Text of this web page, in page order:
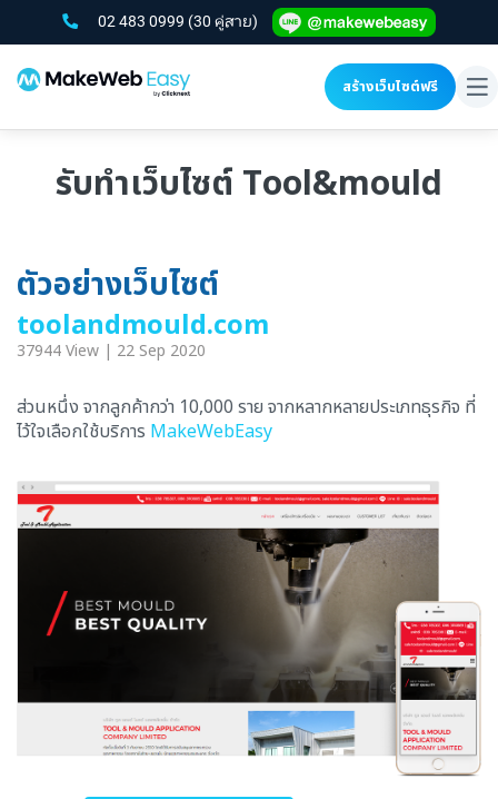
02 483 0999 (30 คู่สาย)
สร้างเว็บไซต์ฟรี
รับทำเว็บไซต์ Tool&mould
ตัวอย่างเว็บไซต์
toolandmould.com
37944 View | 22 Sep 2020
ส่วนหนึ่ง จากลูกค้ากว่า 10,000 ราย จากหลากหลายประเภทธุรกิจ ที่
ไว้ใจเลือกใช้บริการ MakeWebEasy